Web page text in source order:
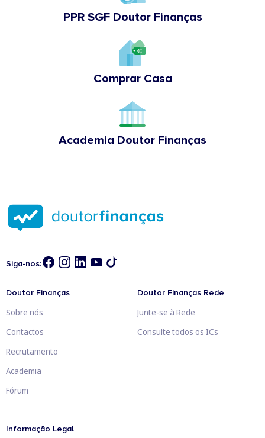
PPR SGF Doutor Finanças
Comprar Casa
Academia Doutor Finanças
Siga-nos:
Doutor Finanças
Sobre nós
Contactos
Recrutamento
Academia
Fórum
Doutor Finanças Rede
Junte-se à Rede
Consulte todos os ICs
Informação Legal